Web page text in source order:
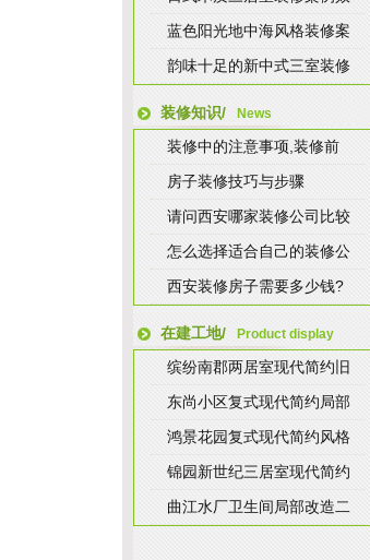
蓝色阳光地中海风格装修案
韵味十足的新中式三室装修
装修知识/ News
装修中的注意事项,装修前
房子装修技巧与步骤
请问西安哪家装修公司比较
怎么选择适合自己的装修公
西安装修房子需要多少钱?
在建工地/ Product display
缤纷南郡两居室现代简约旧
东尚小区复式现代简约局部
鸿景花园复式现代简约风格
锦园新世纪三居室现代简约
曲江水厂卫生间局部改造二